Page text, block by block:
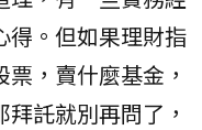
得。但如果理財指
，賣什麼基金，
託就別再問了，